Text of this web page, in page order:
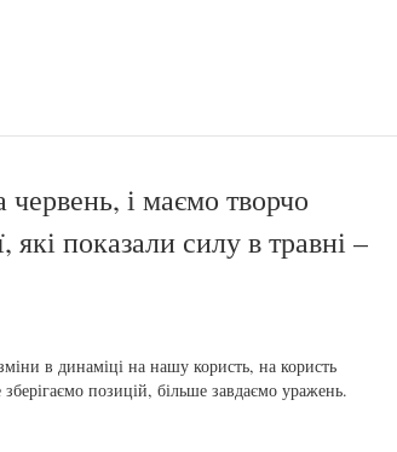
червень, і маємо творчо
які показали силу в травні –
в динаміці на нашу користь, на користь
позицій, більше завдаємо уражень.